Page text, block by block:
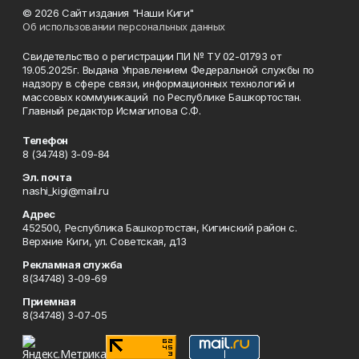
© 2026 Сайт издания "Наши Киги"
Об использовании персональных данных
Свидетельство о регистрации ПИ № ТУ 02-01793 от
19.05.2025г. Выдана Управлением Федеральной службы по
надзору в сфере связи, информационных технологий и
массовых коммуникаций по Республике Башкортостан.
Главный редактор Исмагилова С.Ф.
Телефон
8 (34748) 3-09-84
Эл. почта
nashi_kigi@mail.ru
Адрес
452500, Республика Башкортостан, Кигинский район с.
Верхние Киги, ул. Советская, д.13
Рекламная служба
8(34748) 3-09-69
Приемная
8(34748) 3-07-05